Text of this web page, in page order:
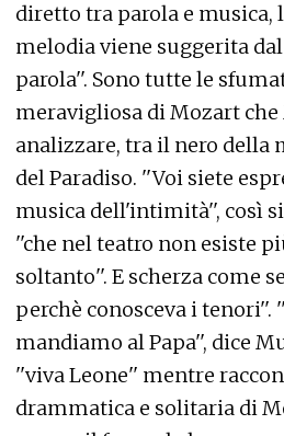
diretto tra parola e musica,
melodia viene suggerita
parola''. Sono tutte le
meravigliosa di Mozart che
analizzare, tra il nero della
del Paradiso. ''Voi siete
musica dell'intimità'', così
''che nel teatro non esiste
soltanto''. E scherza come
perchè conosceva i tenori''.
mandiamo al Papa'', dice
''viva Leone'' mentre
drammatica e solitaria di